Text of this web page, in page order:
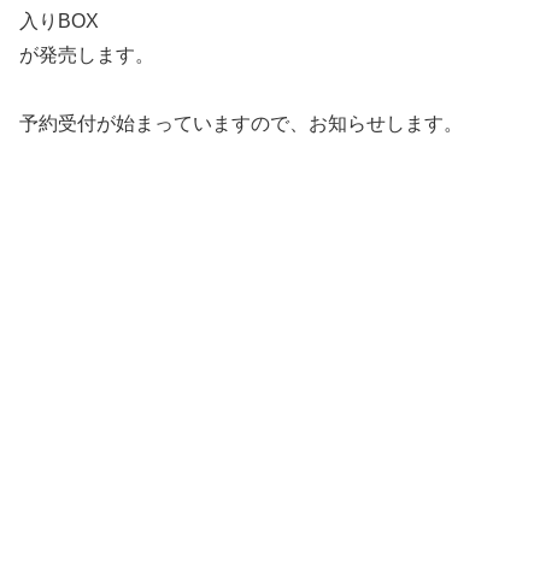
入りBOX
が発売します。
予約受付が始まっていますので、お知らせします。